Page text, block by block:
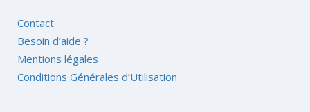
Contact
Besoin d’aide ?
Mentions légales
Conditions Générales d’Utilisation